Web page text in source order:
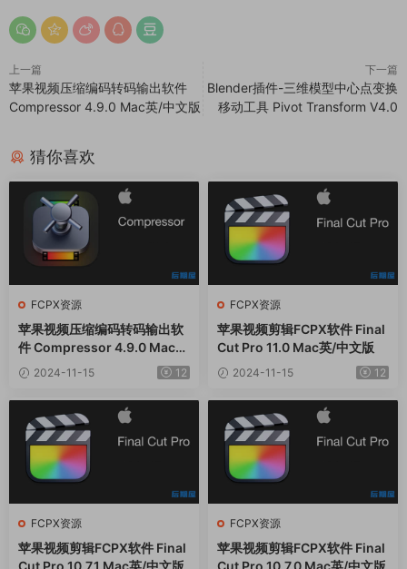
上一篇
苹果视频压缩编码转码输出软件
Compressor 4.9.0 Mac英/中文版
下一篇
Blender插件-三维模型中心点变换
移动工具 Pivot Transform V4.0
猜你喜欢
FCPX资源
苹果视频压缩编码转码输出软
件 Compressor 4.9.0 Mac
英/中文版
2024-11-15 12
FCPX资源
苹果视频剪辑FCPX软件 Final
Cut Pro 11.0 Mac英/中文版
2024-11-15 12
FCPX资源
苹果视频剪辑FCPX软件 Final
Cut Pro 10.7.1 Mac英/中文版
FCPX资源
苹果视频剪辑FCPX软件 Final
Cut Pro 10.7.0 Mac英/中文版